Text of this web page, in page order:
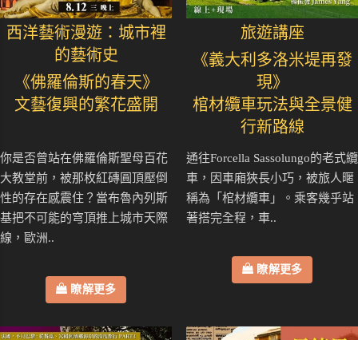
西洋藝術漫遊：城市裡
的藝術史
《佛羅倫斯的春天》
文藝復興的繁花盛開
你是否曾站在佛羅倫斯聖母百花
大教堂前，被那枚紅磚圓頂壓倒
性的存在感震住？當布魯內列斯
基把不可能的穹頂推上城市天際
線，歐洲..
瞭解更多
旅遊講座
《義大利多洛米堤再發
現》
棺材纜車玩法與全景健
行新路線
通往Forcella Sassolungo的老式纜
車，因車廂狹長小巧，被旅人暱
稱為「棺材纜車」。乘客幾乎站
著搭完全程，車..
瞭解更多